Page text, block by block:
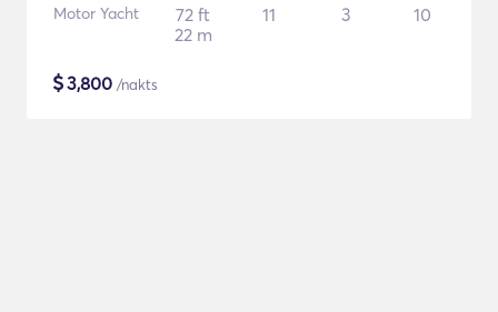
Motor Yacht
72 ft
22 m
11 3 10
$3,800 /nakts